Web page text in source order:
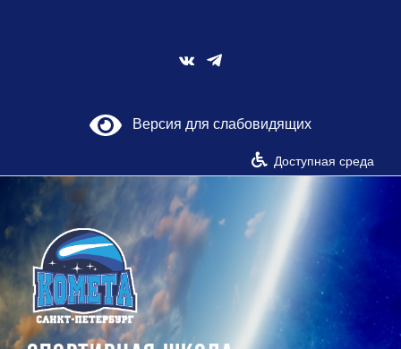
Vk
Версия для слабовидящих
Доступная среда